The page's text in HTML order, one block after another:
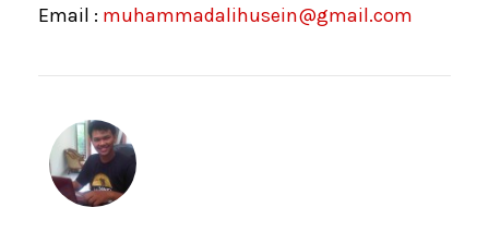
Email : muhammadalihusein@gmail.com